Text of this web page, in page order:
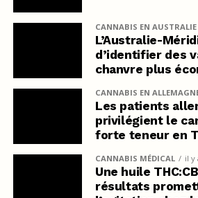
CANNABIS EN AUSTRALIE
L’Australie-
d’identifier des
chanvre plus
CANNABIS EN
Les patients
privilégient le
forte teneur en
CANNABIS MÉDICAL il y
Une huile
résultats